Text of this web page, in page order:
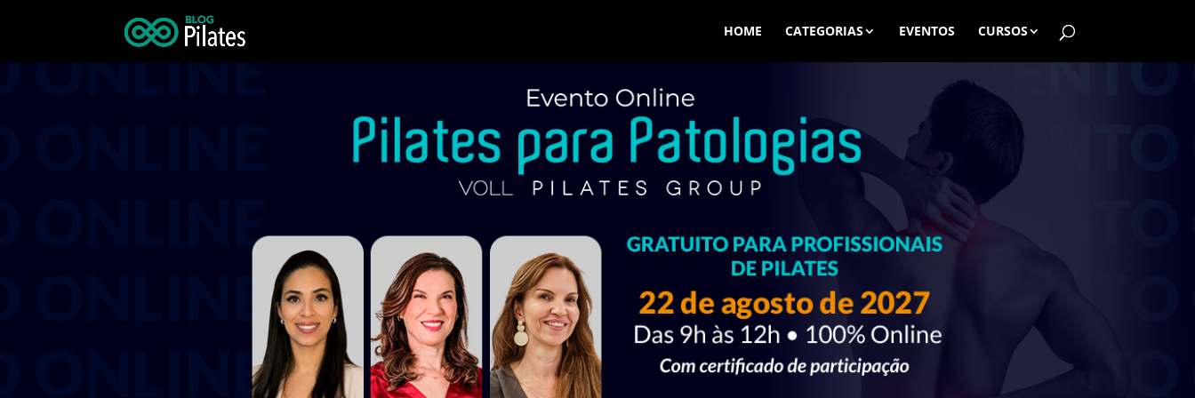
HOME CATEGORIAS EVENTOS CURSOS